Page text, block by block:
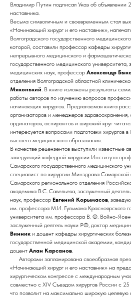
Владимир Путин подписал Указ об объявлении
наставника.
Весьма символичным и своевременным стал
«Начинающий хирург и его наставник»,
Волгоградского государственного
которой, составили профессор кафедры
непрерывного медицинского и
государственного медицинского
медицинских наук, профессор Александр
отделения Волгоградской областной
Мяконький. В книге изложены результаты
работы авторов по изучению вопросов
начинающих хирургов. Предлагаемая книга
организаторов и менеджеров
ординаторов, аспирантов и широкий круг
интересуется вопросами подготовки хирургов
высшего медицинского образования.
В качестве рецензентов выступили известные
заведующий кафедрой хирургии Института
Самарского государственного медицинского
специалист по хирургии Минздрава Самарской
Самарского регионального отделения
академика В.С. Савельева, заслуженный
наук, профессор Евгений Корымасов,
им. профессора М.И. Гульмана Красноярского
университета им. профессора В. Ф. Войно-
заслуженный деятель науки РФ, доктор
Винник и доцент кафедры хирургических
государственной медицинской академии,
доцент Алан Карсанов.
Авторами запланирована своеобразная
«Начинающий хирург и его наставник» на
хирургическом конгрессе с международным
совместно с XIV Съездом хирургов России с
что позволит на максимально широкую целевую